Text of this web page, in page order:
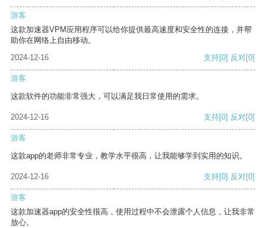
游客
这款加速器VPM应用程序可以给你提供最高速度和安全性的连接，并帮
助你在网络上自由移动。
2024-12-16
支持[0] 反对[0]
游客
这款软件的功能非常强大，可以满足我日常使用的需求。
2024-12-16 支持[0] 反对[0]
游客
这款app的老师非常专业，教学水平很高，让我能够学到实用的知识。
2024-12-16 支持[0] 反对[0]
游客
这款加速器app的安全性很高，使用过程中不会泄露个人信息，让我非常
放心。